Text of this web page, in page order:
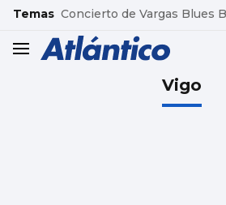
common.go-to-content
Temas Concierto de Vargas Blues
header.menu.open
Vigo